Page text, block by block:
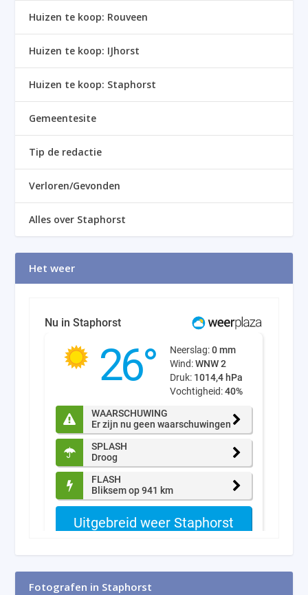
Huizen te koop: Rouveen
Huizen te koop: IJhorst
Huizen te koop: Staphorst
Gemeentesite
Tip de redactie
Verloren/Gevonden
Alles over Staphorst
Het weer
Fotografen in Staphorst